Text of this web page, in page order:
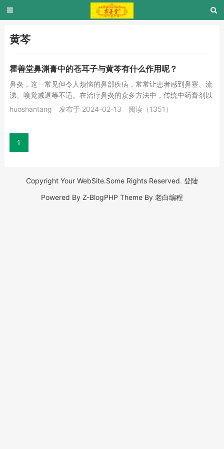
黄芩
霍善堂鼻渊膏中的苍耳子与黄芩有什么作用呢？
鼻炎，这一常见但令人烦恼的鼻部疾病，常常让患者感到鼻塞、流
涕、嗅觉减退等不适。在治疗鼻炎的众多方法中，传统中药膏剂以
其独特的疗效和温和的性质受到了广泛关注。霍善...
huoshantang 发布于 2024-02-13 阅读（1351）
1
Copyright Your WebSite.Some Rights Reserved. 登陆
Powered By Z-BlogPHP Theme By 老白编程